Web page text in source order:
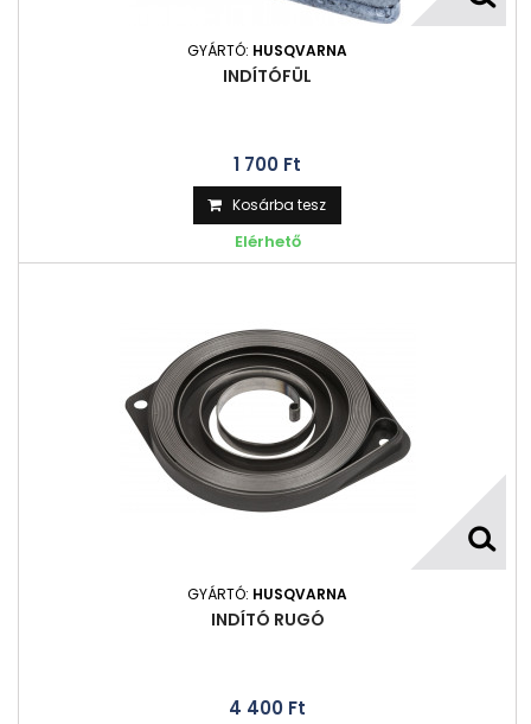
GYÁRTÓ: HUSQVARNA
INDÍTÓFÜL
1 700 Ft‎
Kosárba tesz
Elérhető
GYÁRTÓ: HUSQVARNA
INDÍTÓ RUGÓ
4 400 Ft‎